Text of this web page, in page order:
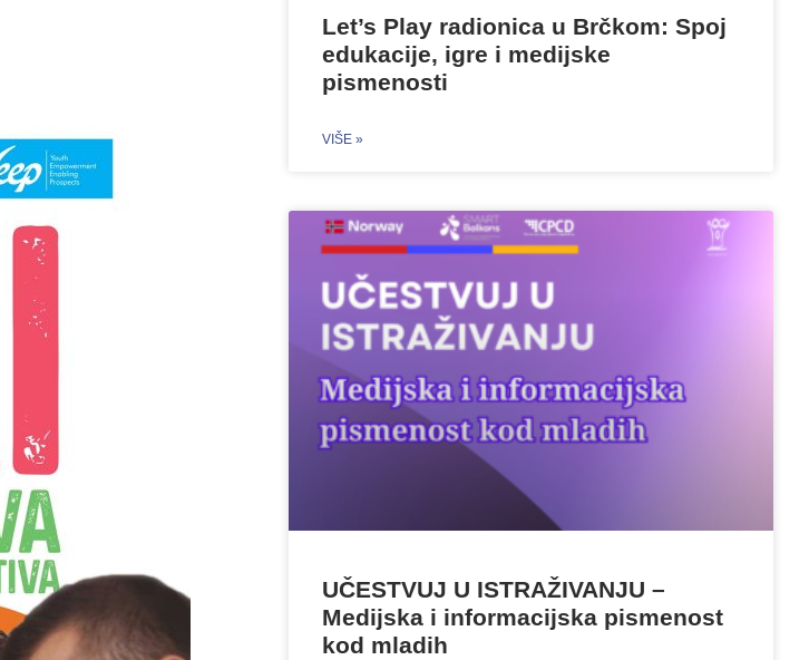
Let’s Play radionica u Brčkom: Spoj
edukacije, igre i medijske
pismenosti
VIŠE »
UČESTVUJ U ISTRAŽIVANJU –
Medijska i informacijska pismenost
kod mladih